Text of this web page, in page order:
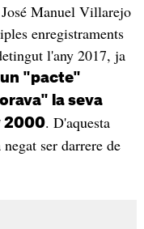
Manuel Villarejo
enregistraments
l'any 2017, ja
un "pacte"
la seva
2000. D'aquesta
ser darrere de